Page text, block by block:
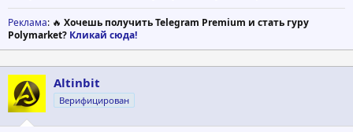
Реклама: 🔥 Хочешь получить Telegram Premium и стать гуру
Polymarket? Кликай сюда!
Altinbit
Верифицирован